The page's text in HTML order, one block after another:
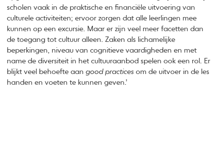
scholen vaak in de praktische en financiële uitvoering van
culturele activiteiten; ervoor zorgen dat alle leerlingen mee
kunnen op een excursie. Maar er zijn veel meer facetten dan
de toegang tot cultuur alleen. Zaken als lichamelijke
beperkingen, niveau van cognitieve vaardigheden en met
name de diversiteit in het cultuuraanbod spelen ook een rol. Er
blijkt veel behoefte aangood practicesom de uitvoer in de les
handen en voeten te kunnen geven.’